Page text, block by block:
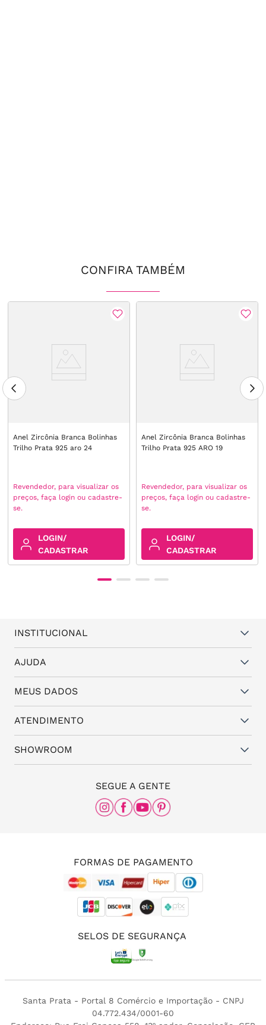
CONFIRA TAMBÉM
Anel Zircônia Branca Bolinhas
Trilho Prata 925 aro 24
Revendedor, para visualizar os
preços, faça login ou cadastre-
se.
LOGIN/
CADASTRAR
Anel Zircônia Branca Bolinhas
Trilho Prata 925 ARO 19
Revendedor, para visualizar os
preços, faça login ou cadastre-
se.
LOGIN/
CADASTRAR
INSTITUCIONAL
Quem somos
Vantagens
Política de Trocas e Garantia
Política de Privacidade
Assistência Técnica
AJUDA
Dúvidas frequentes
Fale conosco
MEUS DADOS
Cadastro
Minha conta
Meus pedidos
ATENDIMENTO
(11) 94824-6508
(11) 3087-8168
SHOWROOM
Rua Frei Caneca, nº 558 - 11º andar, Consolação,
São Paulo - SP, 01307-000
SEGUE A GENTE
FORMAS DE PAGAMENTO
SELOS DE SEGURANÇA
Santa Prata - Portal 8 Comércio e Importação - CNPJ
04.772.434/0001-60